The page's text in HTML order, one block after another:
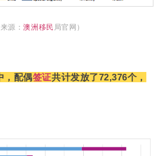
来源：澳洲移民 局官网）
，配偶签证共计发放了72,376个，